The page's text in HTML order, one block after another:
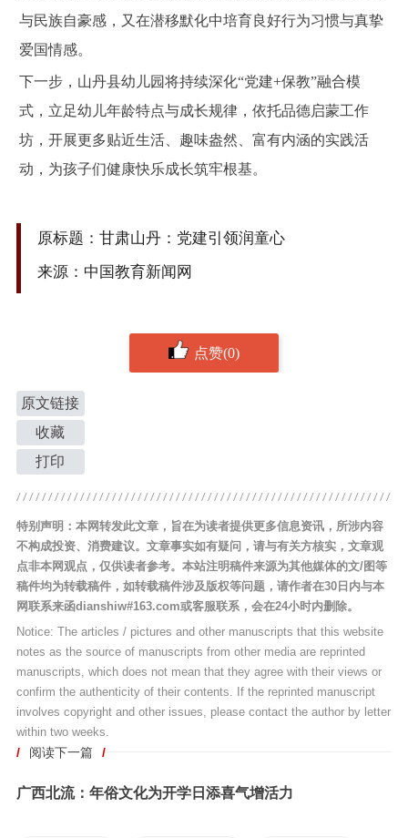
与民族自豪感，又在潜移默化中培育良好行为习惯与真挚
爱国情感。
下一步，山丹县幼儿园将持续深化“党建+保教”融合模
式，立足幼儿年龄特点与成长规律，依托品德启蒙工作
坊，开展更多贴近生活、趣味盎然、富有内涵的实践活
动，为孩子们健康快乐成长筑牢根基。
原标题：甘肃山丹：党建引领润童心
来源：中国教育新闻网
点赞(0)
原文链接
收藏
打印
特别声明：本网转发此文章，旨在为读者提供更多信息资讯，所涉内容
不构成投资、消费建议。文章事实如有疑问，请与有关方核实，文章观
点非本网观点，仅供读者参考。本站注明稿件来源为其他媒体的文/图等
稿件均为转载稿件，如转载稿件涉及版权等问题，请作者在30日内与本
网联系来函dianshiw#163.com或客服联系，会在24小时内删除。
Notice: The articles / pictures and other manuscripts that this website
notes as the source of manuscripts from other media are reprinted
manuscripts, which does not mean that they agree with their views or
confirm the authenticity of their contents. If the reprinted manuscript
involves copyright and other issues, please contact the author by letter
within two weeks.
/ 阅读下一篇 /
广西北流：年俗文化为开学日添喜气增活力